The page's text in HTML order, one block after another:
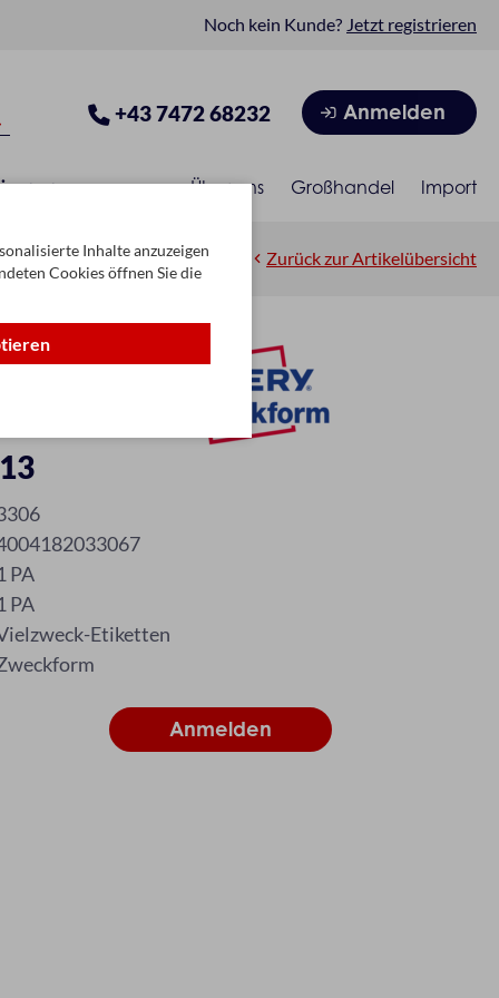
Noch kein Kunde? Jetzt registrieren
+43 7472 68232 Anmelden
Über uns Großhandel Import
Zurück zur Artikelübersicht
PA
PA
Etiketten
Inhalte anzuzeigen
Cookies öffnen Sie die